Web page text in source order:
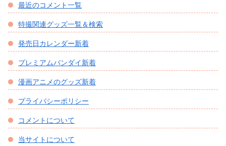
最近のコメント一覧
特撮関連グッズ一覧＆検索
発売日カレンダー新着
プレミアムバンダイ新着
漫画アニメのグッズ新着
プライバシーポリシー
コメントについて
当サイトについて